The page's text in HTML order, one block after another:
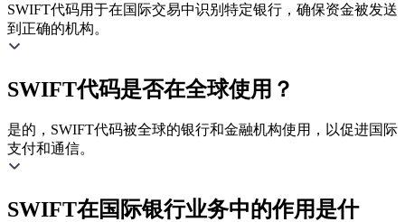
SWIFT代码用于在国际交易中识别特定银行，确保资金被发送
到正确的机构。
SWIFT代码是否在全球使用？
是的，SWIFT代码被全球的银行和金融机构使用，以促进国际
支付和通信。
SWIFT在国际银行业务中的作用是什